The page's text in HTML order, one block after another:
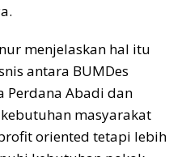
menjelaskan hal itu
antara BUMDes
Perdana Abadi dan
masyarakat
oriented tetapi lebih